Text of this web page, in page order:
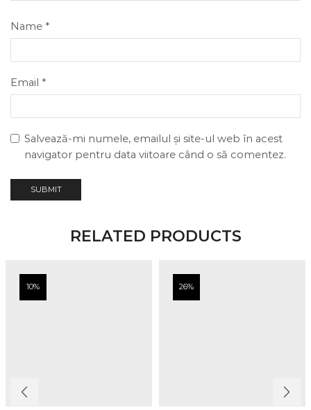
Name *
Email *
Salvează-mi numele, emailul și site-ul web în acest
navigator pentru data viitoare când o să comentez.
RELATED PRODUCTS
10% 26%